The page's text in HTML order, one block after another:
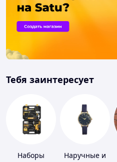
Тебя заинтересует
Наборы
Наручные и